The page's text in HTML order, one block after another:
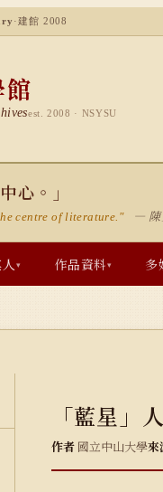
·建館 2008
est. 2008 · NSYSU
心。」
centre of literature." — 陳
▾ 作品資料▾ 多
「藍星」
作者 國立中山大學來